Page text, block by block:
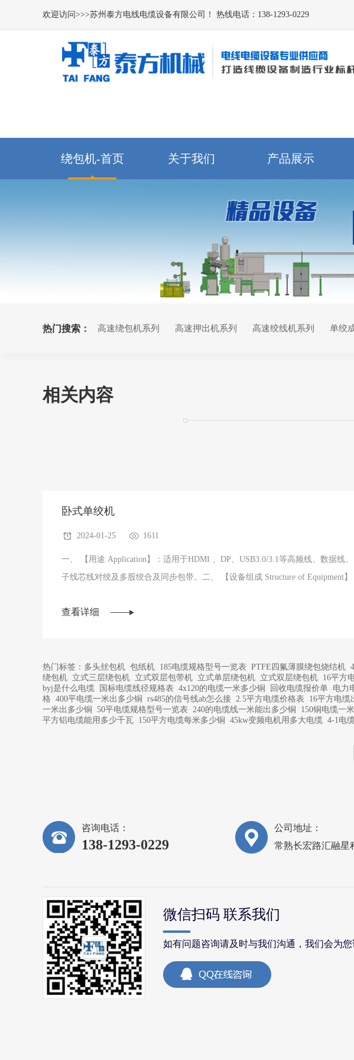
欢迎访问>>>苏州泰方电线电缆设备有限公司！ 热线电话：138-1293-0229
绕包机-首页 关于我们 产品展示
热门搜索： 高速绕包机系列 高速押出机系列 高速绞线机系列 单绞
相关内容
卧式单绞机
2024-01-25 1611
一、 【用途 Application】：适用于HDMI 、DP、USB3.0/3.1等高频线、数据线
子线芯线对绞及多股绞合及同步包带。二、 【设备组成 Structure of Equipment】
查看详细
热门标签： 多头丝包机 包纸机 185电缆规格型号一览表 PTFE四氟薄膜绕包烧结机
绕包机 立式三层绕包机 立式双层包带机 立式单层绕包机 立式双层绕包机 16平方
byj是什么电缆
国标电缆线径规格表 4x120的电缆一米多少铜 回收电缆报价单 电力
格 400平电缆一米出多少铜 rs485的信号线ab怎么接 2.5平方电缆价格表 16平方电缆
一米出多少铜
50平电缆规格型号一览表 240的电缆线一米能出多少铜 150铜电缆一
平方铝电缆能用多少千瓦 150平方电缆每米多少铜 45kw变频电机用多大电缆 4-1电
咨询电话：
138-1293-0229
公司地址：
常熟长宏路汇融星
微信扫码 联系我们
如有问题咨询请及时与我们沟通，我们会为您